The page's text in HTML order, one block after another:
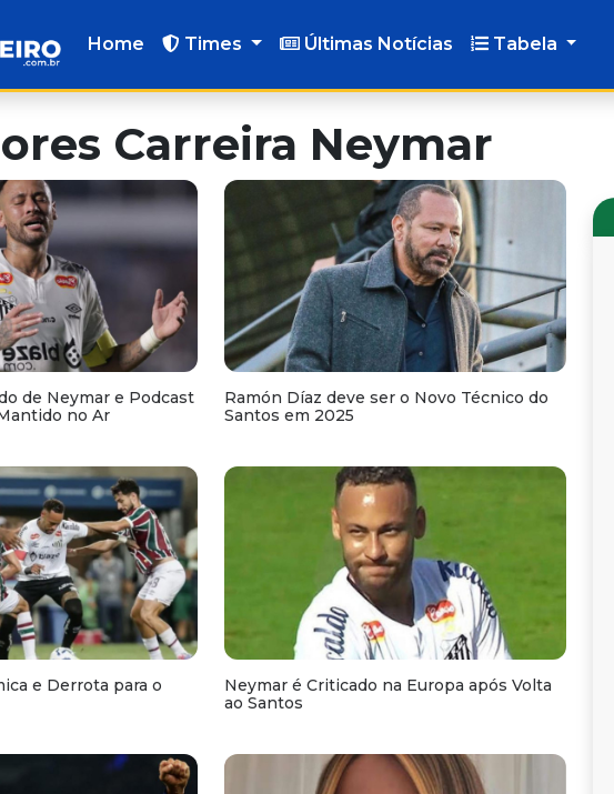
Home Times Últimas Notícias Tabela
Carreira Neymar
de Neymar e Podcast
no Ar
Ramón Díaz deve ser o Novo Técnico do
Santos em 2025
e Derrota para o
Neymar é Criticado na Europa após Volta
ao Santos